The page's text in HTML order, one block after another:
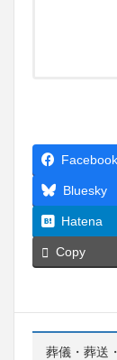
Facebook
Bluesky
Hatena
Copy
葬儀・葬送